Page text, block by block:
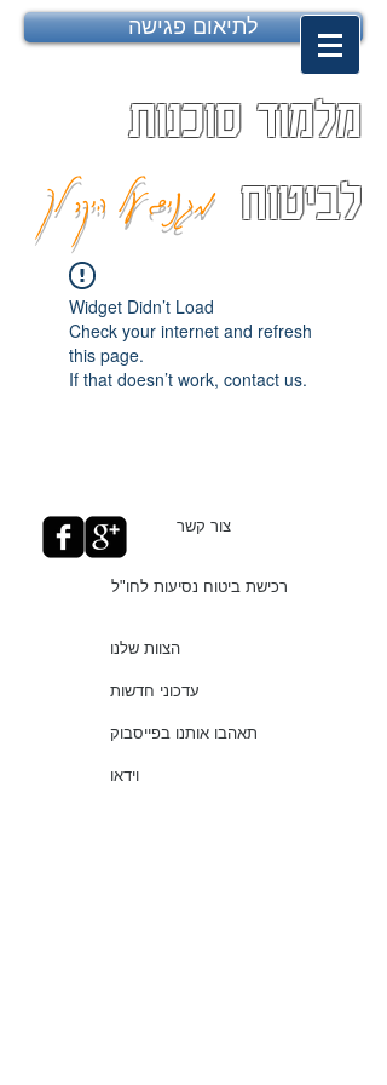
לתיאום פגישה
מלמוד סוכנות
לביטוח מגנים על היקר לך
Widget Didn’t Load
Check your internet and refresh
this page.
If that doesn’t work, contact us.
צור קשר
רכישת ביטוח נסיעות לחו"ל
הצוות שלנו
עדכוני חדשות
תאהבו אותנו בפייסבוק
וידאו